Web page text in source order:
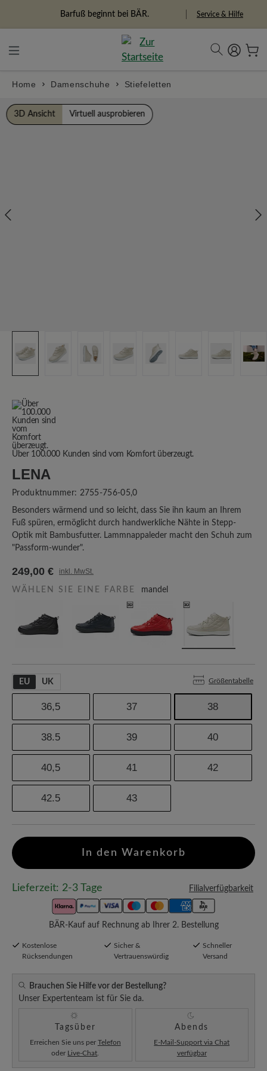
Freiheitspioniere Service & Hilfe
Home Damenschuhe Stiefeletten
Bildergalerie überspringen
3D Ansicht Virtuell ausprobieren
Über 100.000 Kunden sind vom Komfort überzeugt.
LENA
Produktnummer: 2755-756-05,0
Besonders wärmend und so leicht, dass Sie ihn kaum an Ihrem
Fuß spüren, ermöglicht durch handwerkliche Nähte in Stepp-
Optik mit Bambusfutter. Lammnappaleder macht den Schuh zum
"Passform-wunder".
249,00 € inkl. MwSt.
WÄHLEN SIE EINE FARBE mandel
EU UK Größentabelle
36,5 37 38
38.5 39 40
40,5 41 42
42.5 43
In den Warenkorb
Lieferzeit: 2-3 Tage Filialverfügbarkeit
BÄR-Kauf auf Rechnung ab Ihrer 2. Bestellung
Kostenlose
Rücksendungen
Sicher &
Vertrauenswürdig
Schneller
Versand
Brauchen Sie Hilfe vor der Bestellung?
Unser Expertenteam ist für Sie da.
Tagsüber
Erreichen Sie uns per Telefon
oder Live-Chat
Abends
E-Mail-Support via Chat
verfügbar